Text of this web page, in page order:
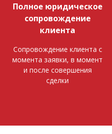
Полное юридическое
сопровождение
клиента
Сопровождение клиента с
момента заявки, в момент
и после совершения
сделки